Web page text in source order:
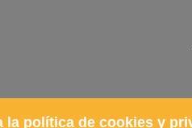
la política de cookies y